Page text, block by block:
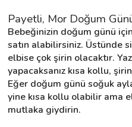
Blog
Payetli, Mor Doğum
Bebeğinizin doğum günü
satın alabilirsiniz. Üstünde
elbise çok şirin olacaktır.
yapacaksanız kısa kollu,
Eğer doğum günü soğuk
yine kısa kollu olabilir ama
mutlaka giydirin.